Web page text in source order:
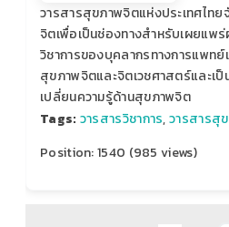
วารสารสุขภาพจิตแห่งประเทศไท
จิตเพื่อเป็นช่องทางสำหรับเผยแพ
วิชาการของบุคลากรทางการแพท
สุขภาพจิตและจิตเวชศาสตร์และเ
เปลี่ยนความรู้ด้านสุขภาพจิต
Tags: วารสารวิชาการ,วารสารสุ
Position:1540 (985 views)